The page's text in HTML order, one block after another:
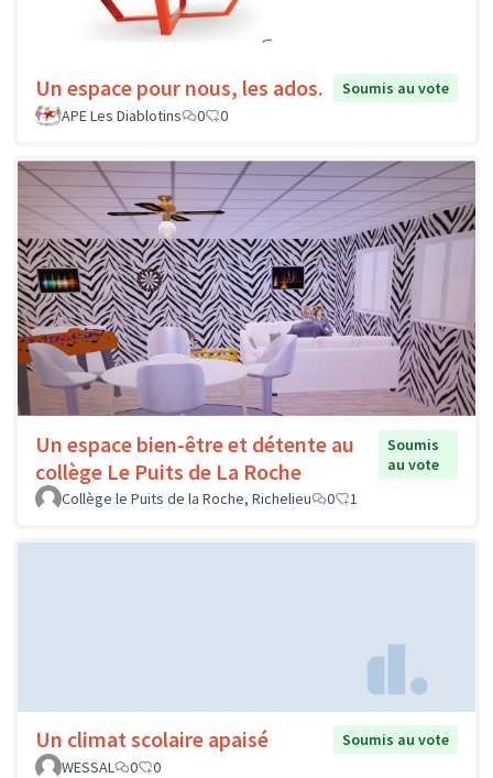
Un espace pour nous, les ados.
Soumis au vote
APE Les Diablotins
0 0
Un espace bien-être et détente au
collège Le Puits de La Roche
Soumis
au vote
Collège le Puits de la Roche, Richelieu
0 1
Un climat scolaire apaisé
Soumis au vote
WESSAL
0 0